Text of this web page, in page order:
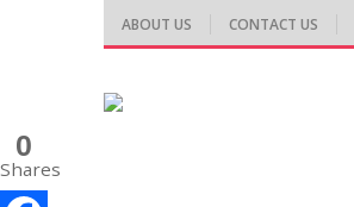
ABOUT US CONTACT US
0
Shares